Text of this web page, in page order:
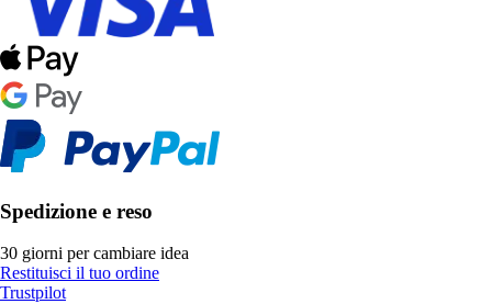
Spedizione e reso
30 giorni per cambiare idea
Restituisci il tuo ordine
Trustpilot